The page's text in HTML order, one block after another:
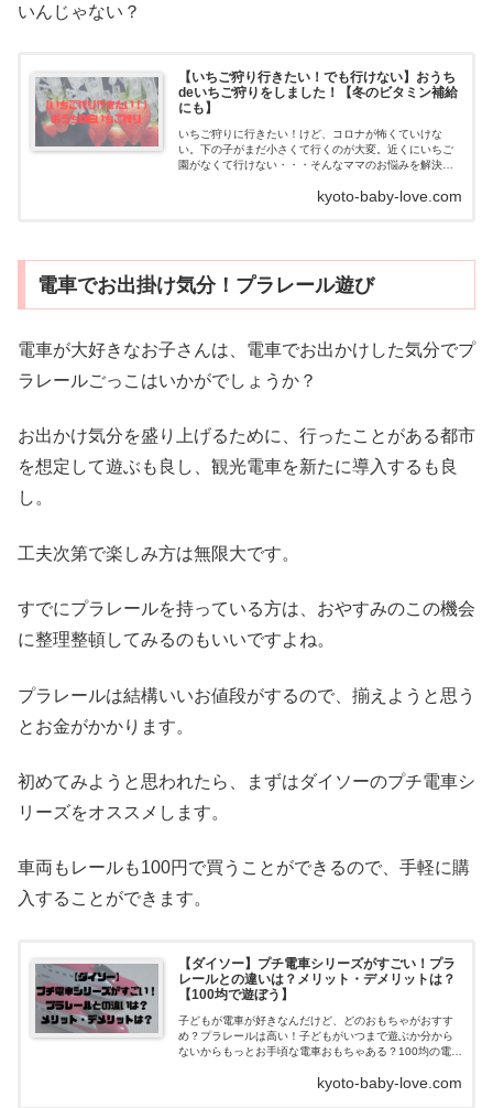
いんじゃない？
【いちご狩り行きたい！でも行けない】おうち
deいちご狩りをしました！【冬のビタミン補給
にも】
いちご狩りに行きたい！けど、コロナが怖くていけな
い。下の子がまだ小さくて行くのが大変。近くにいちご
園がなくて行けない・・・そんなママのお悩みを解決し
kyoto-baby-love.com
電車でお出掛け気分！プラレール遊び
電車が大好きなお子さんは、電車でお出かけした気分でプ
ラレールごっこはいかがでしょうか？
お出かけ気分を盛り上げるために、行ったことがある都市
を想定して遊ぶも良し、観光電車を新たに導入するも良
し。
工夫次第で楽しみ方は無限大です。
すでにプラレールを持っている方は、おやすみのこの機会
に整理整頓してみるのもいいですよね。
プラレールは結構いいお値段がするので、揃えようと思う
とお金がかかります。
初めてみようと思われたら、まずはダイソーのプチ電車シ
リーズをオススメします。
車両もレールも100円で買うことができるので、手軽に購
入することができます。
【ダイソー】プチ電車シリーズがすごい！プラ
レールとの違いは？メリット・デメリットは？
【100均で遊ぼう】
子どもが電車が好きなんだけど、どのおもちゃがおすす
め？プラレールは高い！子どもがいつまで遊ぶか分から
ないからもっとお手頃な電車おもちゃある？100均の電車
kyoto-baby-love.com